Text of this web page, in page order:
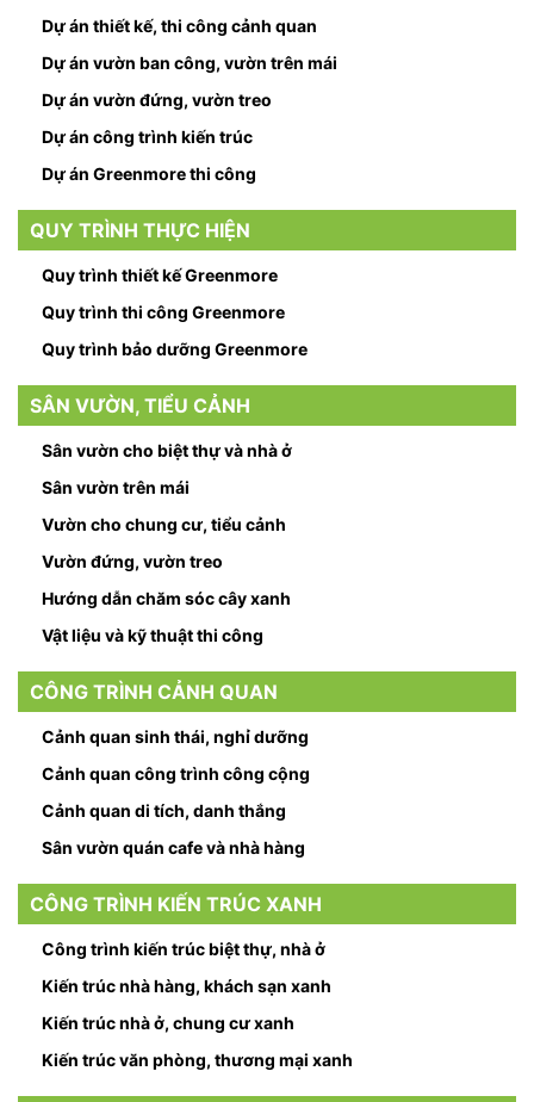
Dự án thiết kế, thi công cảnh quan
Dự án vườn ban công, vườn trên mái
Dự án vườn đứng, vườn treo
Dự án công trình kiến trúc
Dự án Greenmore thi công
QUY TRÌNH THỰC HIỆN
Quy trình thiết kế Greenmore
Quy trình thi công Greenmore
Quy trình bảo dưỡng Greenmore
SÂN VƯỜN, TIỂU CẢNH
Sân vườn cho biệt thự và nhà ở
Sân vườn trên mái
Vườn cho chung cư, tiểu cảnh
Vườn đứng, vườn treo
Hướng dẫn chăm sóc cây xanh
Vật liệu và kỹ thuật thi công
CÔNG TRÌNH CẢNH QUAN
Cảnh quan sinh thái, nghỉ dưỡng
Cảnh quan công trình công cộng
Cảnh quan di tích, danh thắng
Sân vườn quán cafe và nhà hàng
CÔNG TRÌNH KIẾN TRÚC XANH
Công trình kiến trúc biệt thự, nhà ở
Kiến trúc nhà hàng, khách sạn xanh
Kiến trúc nhà ở, chung cư xanh
Kiến trúc văn phòng, thương mại xanh